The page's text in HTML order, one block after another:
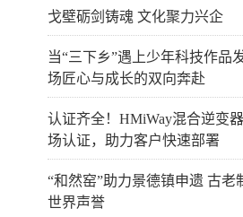
戈壁砺剑铸魂 文化聚力兴企
当“三下乡”遇上少年科技作
场匠心与成长的双向奔赴
认证齐全！HMiWay混合逆变
场认证，助力客户快速部署
“和然窑”助力景德镇申遗 古老
世界声誉